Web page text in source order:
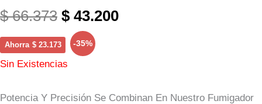
$66.373 El
Precio
Original
$ 43.200El
Ahorra $23.173 -35%
Sin Existencias
Potencia Y Precisión Se Combinan En Nuestro Fumigador